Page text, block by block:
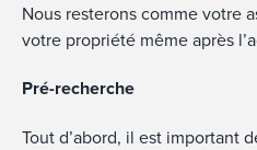
Nous resterons comme votre
votre propriété même après
Pré-recherche
Tout d’abord, il est important